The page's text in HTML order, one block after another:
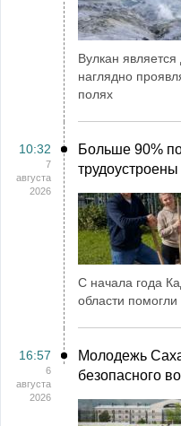
Вулкан
наглядно
полях
10:32
7
августа
2026
Больше 90%
трудоустроены
С начала года
области
16:57
6
августа
2026
Молодежь
безопасного